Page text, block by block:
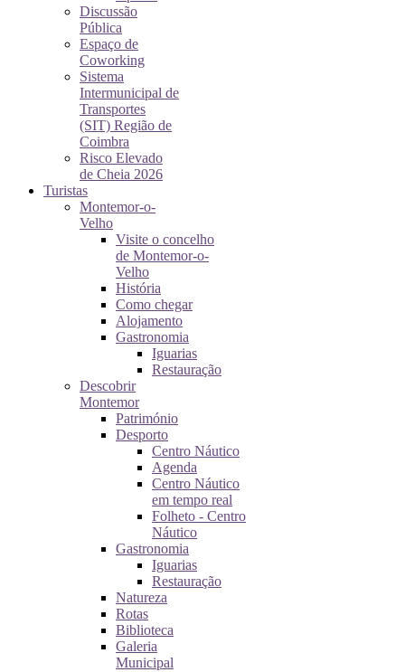
Discussão
Pública
Espaço de
Coworking
Sistema
Intermunicipal de
Transportes
(SIT) Região de
Coimbra
Risco Elevado
de Cheia 2026
Turistas
Montemor-o-
Velho
Visite o concelho
de Montemor-o-
Velho
História
Como chegar
Alojamento
Gastronomia
Iguarias
Restauração
Descobrir
Montemor
Património
Desporto
Centro Náutico
Agenda
Centro Náutico
em tempo real
Folheto - Centro
Náutico
Gastronomia
Iguarias
Restauração
Natureza
Rotas
Biblioteca
Galeria
Municipal